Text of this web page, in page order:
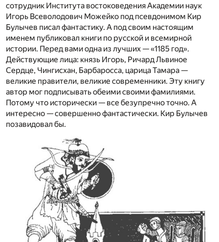
сотрудник Института востоковедения Академии наук
Игорь Всеволодович Можейко под псевдонимом Кир
Булычев писал фантастику. А под своим настоящим
именем публиковал книги по русской и всемирной
истории. Перед вами одна из лучших — «1185 год».
Действующие лица: князь Игорь, Ричард Львиное
Сердце, Чингисхан, Барбаросса, царица Тамара —
великие правители, великие современники. Эту книгу
автор мог подписывать обеими своими фамилиями.
Потому что исторически — все безупречно точно. А
интересно — совершенно фантастически. Кир Булычев
позавидовал бы.